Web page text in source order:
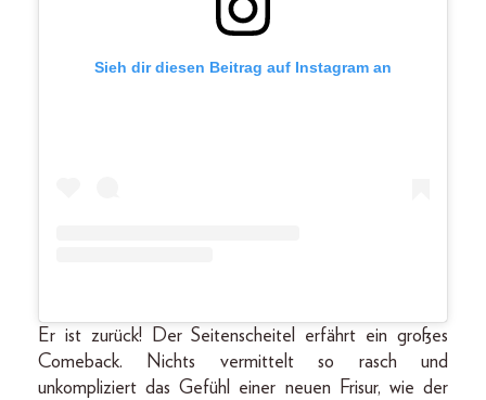
Sieh dir diesen Beitrag auf Instagram an
Er ist zurück! Der Seitenscheitel erfährt ein großes
Comeback. Nichts vermittelt so rasch und
unkompliziert das Gefühl einer neuen Frisur, wie der